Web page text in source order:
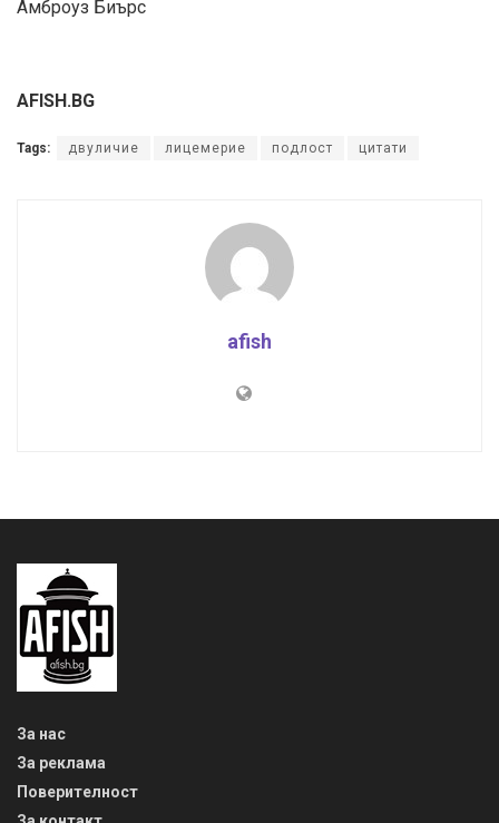
Амброуз Биърс
AFISH.BG
Tags: двуличие лицемерие подлост цитати
afish
За нас
За реклама
Поверителност